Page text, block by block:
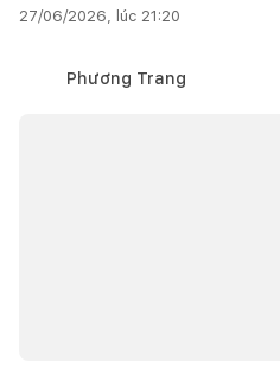
27/06/2026, lúc 21:20
Phương Trang